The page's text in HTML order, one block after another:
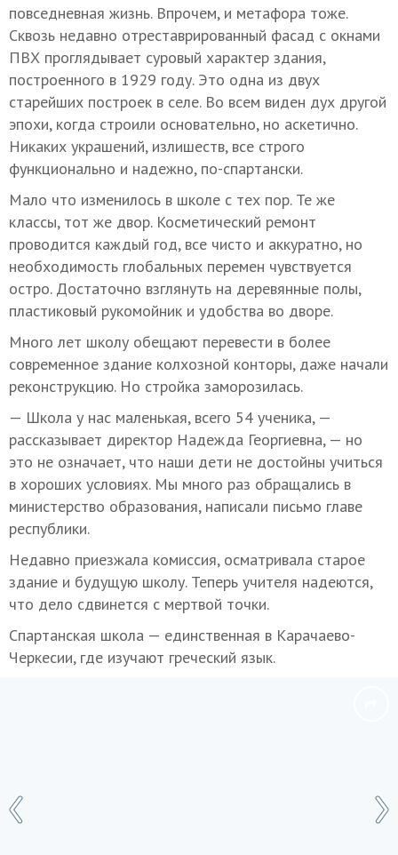
повседневная жизнь. Впрочем, и метафора тоже.
Сквозь недавно отреставрированный фасад с окнами
ПВХ проглядывает суровый характер здания,
построенного в 1929 году. Это одна из двух
старейших построек в селе. Во всем виден дух другой
эпохи, когда строили основательно, но аскетично.
Никаких украшений, излишеств, все строго
функционально и надежно, по-спартански.
Мало что изменилось в школе с тех пор. Те же
классы, тот же двор. Косметический ремонт
проводится каждый год, все чисто и аккуратно, но
необходимость глобальных перемен чувствуется
остро. Достаточно взглянуть на деревянные полы,
пластиковый рукомойник и удобства во дворе.
Много лет школу обещают перевести в более
современное здание колхозной конторы, даже начали
реконструкцию. Но стройка заморозилась.
— Школа у нас маленькая, всего 54 ученика, —
рассказывает директор Надежда Георгиевна, — но
это не означает, что наши дети не достойны учиться
в хороших условиях. Мы много раз обращались в
министерство образования, написали письмо главе
республики.
Недавно приезжала комиссия, осматривала старое
здание и будущую школу. Теперь учителя надеются,
что дело сдвинется с мертвой точки.
Спартанская школа — единственная в Карачаево-
Черкесии, где изучают греческий язык.